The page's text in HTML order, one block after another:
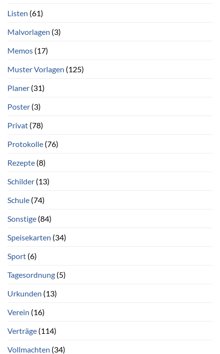
Listen (61)
Malvorlagen (3)
Memos (17)
Muster Vorlagen (125)
Planer (31)
Poster (3)
Privat (78)
Protokolle (76)
Rezepte (8)
Schilder (13)
Schule (74)
Sonstige (84)
Speisekarten (34)
Sport (6)
Tagesordnung (5)
Urkunden (13)
Verein (16)
Verträge (114)
Vollmachten (34)